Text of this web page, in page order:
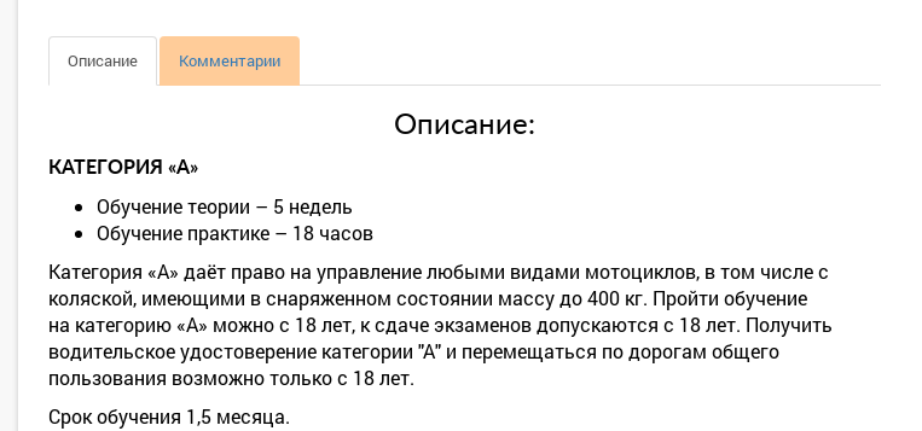
Описание Комментарии
Описание:
КАТЕГОРИЯ «А»
Обучение теории – 5 недель
Обучение практике – 18 часов
Категория «А» даёт право на управление любыми видами мотоциклов, в том числе с
коляской, имеющими в снаряженном состоянии массу до 400 кг. Пройти обучение
на категорию «А» можно с 18 лет, к сдаче экзаменов допускаются с 18 лет. Получить
водительское удостоверение категории "А" и перемещаться по дорогам общего
пользования возможно только с 18 лет.
Срок обучения 1,5 месяца.